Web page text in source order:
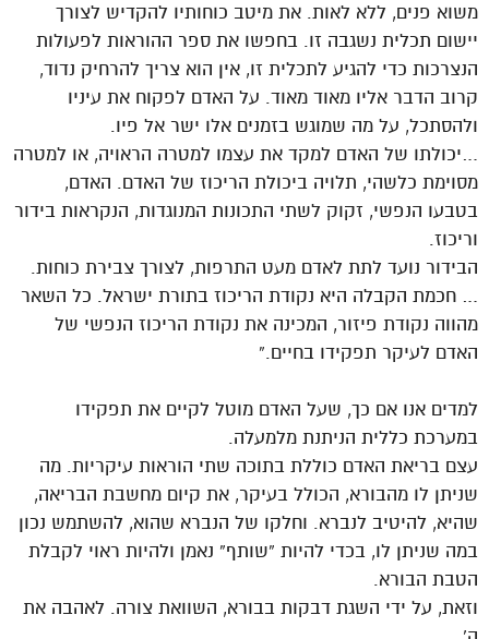
משוא פנים, ללא לאות. את מיטב כוחותיו להקדיש לצורך
יישום תכלית נשגבה זו. בחפשו את ספר ההוראות לפעולות
הנצרכות כדי להגיע לתכלית זו, אין הוא צריך להרחיק נדוד,
קרוב הדבר אליו מאוד מאוד. על האדם לפקוח את עיניו
ולהסתכל, על מה שמוגש בזמנים אלו ישר אל פיו.
…יכולתו של האדם למקד את עצמו למטרה הראויה, או למטרה
מסוימת כלשהי, תלויה ביכולת הריכוז של האדם. האדם,
בטבעו הנפשי, זקוק לשתי התכונות המנוגדות, הנקראות בידור
וריכוז.
הבידור נועד לתת לאדם מעט התרפות, לצורך צבירת כוחות.
… חכמת הקבלה היא נקודת הריכוז בתורת ישראל. כל השאר
מהווה נקודת פיזור, המכינה את נקודת הריכוז הנפשי של
האדם לעיקר תפקידו בחיים.”
למדים אנו אם כך, שעל האדם מוטל לקיים את תפקידו
במערכת כללית הניתנת מלמעלה.
עצם בריאת האדם כוללת בתוכה שתי הוראות עיקריות. מה
שניתן לו מהבורא, הכולל בעיקר, את קיום מחשבת הבריאה,
שהיא, להיטיב לנברא. וחלקו של הנברא שהוא, להשתמש נכון
במה שניתן לו, בכדי להיות “שותף” נאמן ולהיות ראוי לקבלת
הטבת הבורא.
וזאת, על ידי השגת דבקות בבורא, השוואת צורה. לאהבה את